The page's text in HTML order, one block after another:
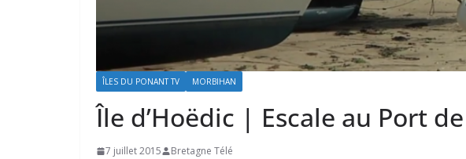
ÎLES DU PONANT TV MORBIHAN
Île d’Hoëdic | Escale au Port
7 juillet 2015 Bretagne Télé